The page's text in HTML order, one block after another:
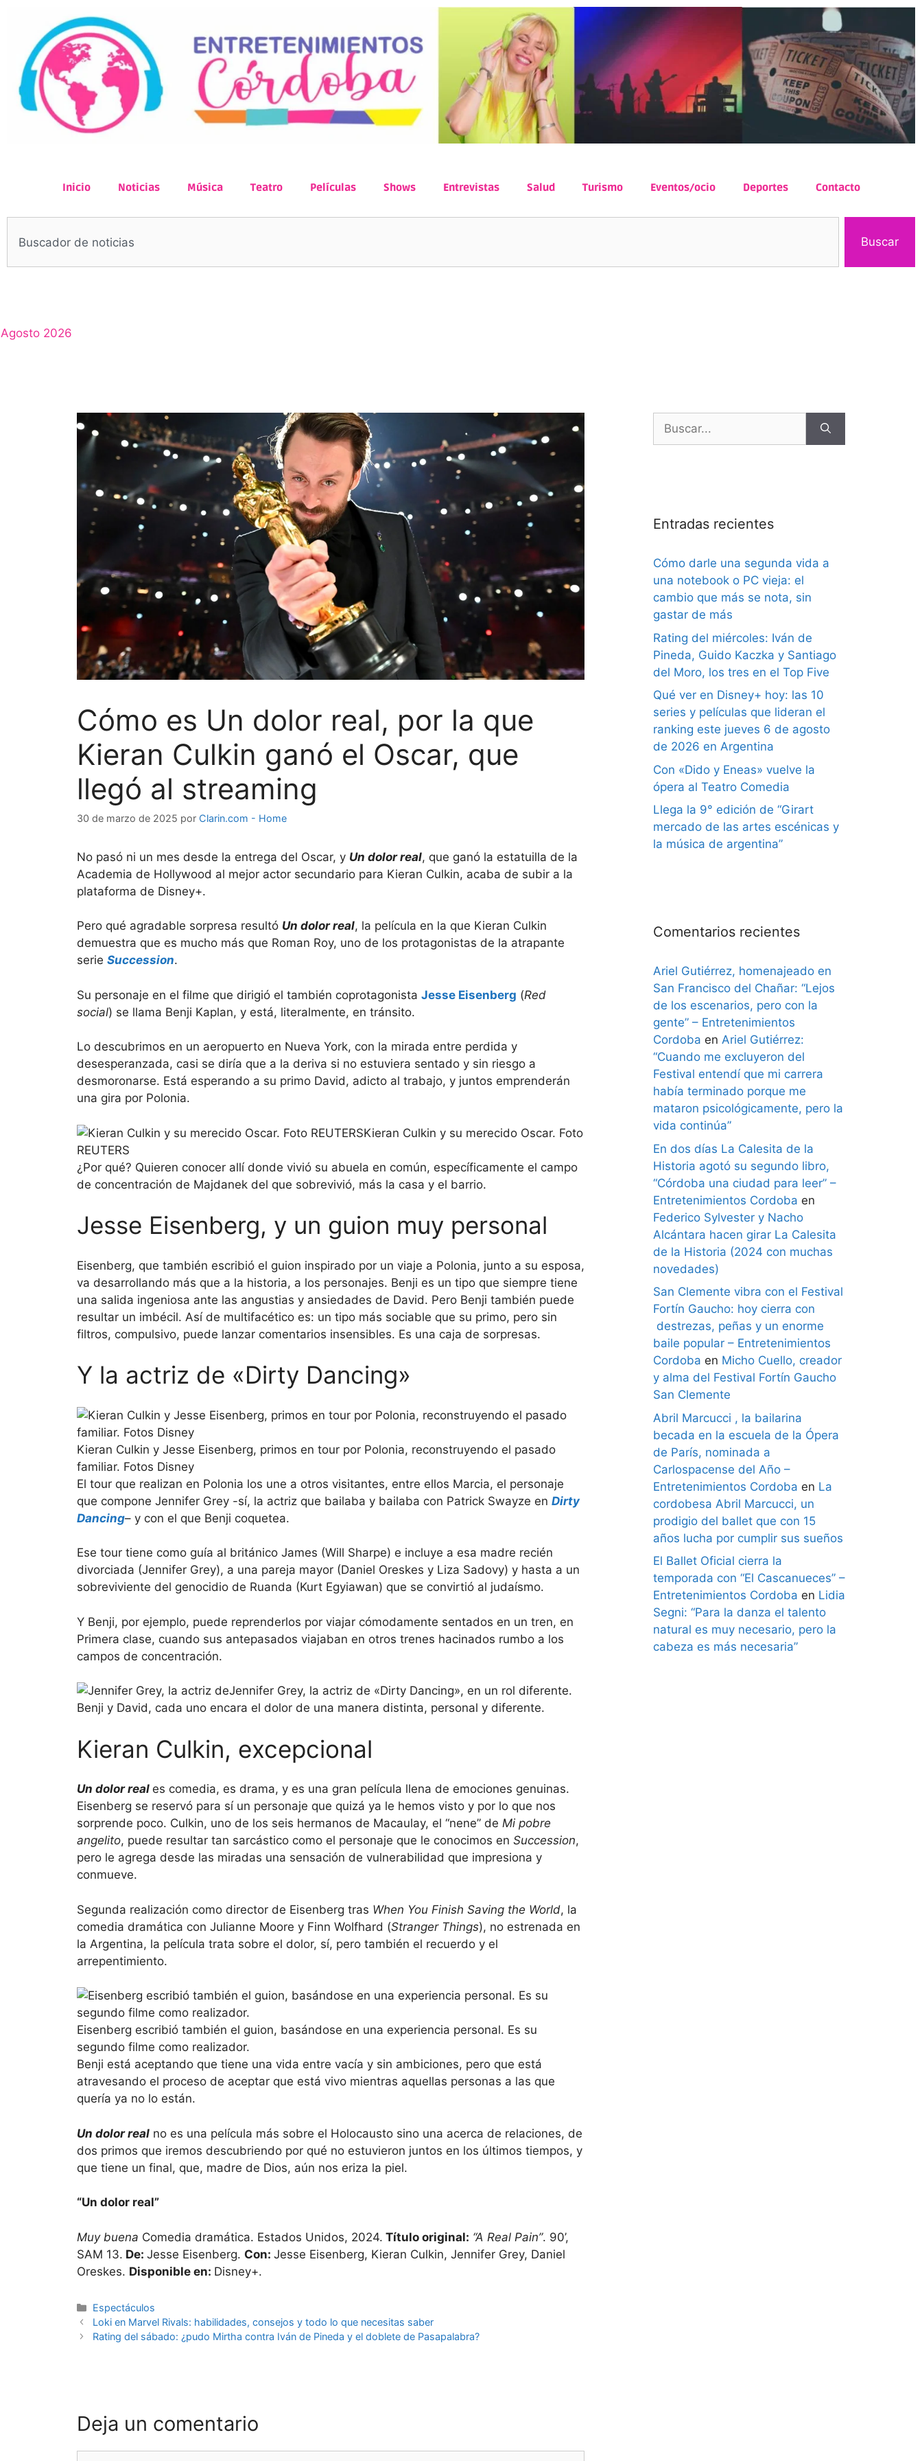
Inicio Noticias Música Teatro Películas Shows Entrevistas Salud Turismo Eventos/ocio Deportes Contacto
Buscar
Agosto 2026
Cómo es Un dolor real, por la que
Kieran Culkin ganó el Oscar, que
llegó al streaming
30 de marzo de 2025 por Clarin.com - Home
No pasó ni un mes desde la entrega del Oscar, y Un dolor real, que ganó la estatuilla de la
Academia de Hollywood al mejor actor secundario para Kieran Culkin, acaba de subir a la
plataforma de Disney+.
Pero qué agradable sorpresa resultó Un dolor real, la película en la que Kieran Culkin
demuestra que es mucho más que Roman Roy, uno de los protagonistas de la atrapante
serie Succession.
Su personaje en el filme que dirigió el también coprotagonista Jesse Eisenberg (Red
social) se llama Benji Kaplan, y está, literalmente, en tránsito.
Lo descubrimos en un aeropuerto en Nueva York, con la mirada entre perdida y
desesperanzada, casi se diría que a la deriva si no estuviera sentado y sin riesgo a
desmoronarse. Está esperando a su primo David, adicto al trabajo, y juntos emprenderán
una gira por Polonia.
Kieran Culkin y su merecido Oscar. Foto
REUTERS
¿Por qué? Quieren conocer allí donde vivió su abuela en común, específicamente el campo
de concentración de Majdanek del que sobrevivió, más la casa y el barrio.
Jesse Eisenberg, y un guion muy personal
Eisenberg, que también escribió el guion inspirado por un viaje a Polonia, junto a su esposa,
va desarrollando más que a la historia, a los personajes. Benji es un tipo que siempre tiene
una salida ingeniosa ante las angustias y ansiedades de David. Pero Benji también puede
resultar un imbécil. Así de multifacético es: un tipo más sociable que su primo, pero sin
filtros, compulsivo, puede lanzar comentarios insensibles. Es una caja de sorpresas.
Y la actriz de «Dirty Dancing»
Kieran Culkin y Jesse Eisenberg, primos en tour por Polonia, reconstruyendo el pasado
familiar. Fotos Disney
El tour que realizan en Polonia los une a otros visitantes, entre ellos Marcia, el personaje
que compone Jennifer Grey -sí, la actriz que bailaba y bailaba con Patrick Swayze en Dirty
Dancing– y con el que Benji coquetea.
Ese tour tiene como guía al británico James (Will Sharpe) e incluye a esa madre recién
divorciada (Jennifer Grey), a una pareja mayor (Daniel Oreskes y Liza Sadovy) y hasta a un
sobreviviente del genocidio de Ruanda (Kurt Egyiawan) que se convirtió al judaísmo.
Y Benji, por ejemplo, puede reprenderlos por viajar cómodamente sentados en un tren, en
Primera clase, cuando sus antepasados viajaban en otros trenes hacinados rumbo a los
campos de concentración.
Jennifer Grey, la actriz de «Dirty Dancing», en un rol diferente.
Benji y David, cada uno encara el dolor de una manera distinta, personal y diferente.
Kieran Culkin, excepcional
Un dolor real es comedia, es drama, y es una gran película llena de emociones genuinas.
Eisenberg se reservó para sí un personaje que quizá ya le hemos visto y por lo que nos
sorprende poco. Culkin, uno de los seis hermanos de Macaulay, el “nene” de Mi pobre
angelito, puede resultar tan sarcástico como el personaje que le conocimos en Succession,
pero le agrega desde las miradas una sensación de vulnerabilidad que impresiona y
conmueve.
Segunda realización como director de Eisenberg tras When You Finish Saving the World, la
comedia dramática con Julianne Moore y Finn Wolfhard (Stranger Things), no estrenada en
la Argentina, la película trata sobre el dolor, sí, pero también el recuerdo y el
arrepentimiento.
Eisenberg escribió también el guion, basándose en una experiencia personal. Es su
segundo filme como realizador.
Benji está aceptando que tiene una vida entre vacía y sin ambiciones, pero que está
atravesando el proceso de aceptar que está vivo mientras aquellas personas a las que
quería ya no lo están.
Un dolor real no es una película más sobre el Holocausto sino una acerca de relaciones, de
dos primos que iremos descubriendo por qué no estuvieron juntos en los últimos tiempos, y
que tiene un final, que, madre de Dios, aún nos eriza la piel.
“Un dolor real”
Muy buena Comedia dramática. Estados Unidos, 2024. Título original: “A Real Pain”. 90’,
SAM 13. De: Jesse Eisenberg. Con: Jesse Eisenberg, Kieran Culkin, Jennifer Grey, Daniel
Oreskes. Disponible en: Disney+.
Espectáculos
Loki en Marvel Rivals: habilidades, consejos y todo lo que necesitas saber
Rating del sábado: ¿pudo Mirtha contra Iván de Pineda y el doblete de Pasapalabra?
Deja un comentario
Entradas recientes
Cómo darle una segunda vida a
una notebook o PC vieja: el
cambio que más se nota, sin
gastar de más
Rating del miércoles: Iván de
Pineda, Guido Kaczka y Santiago
del Moro, los tres en el Top Five
Qué ver en Disney+ hoy: las 10
series y películas que lideran el
ranking este jueves 6 de agosto
de 2026 en Argentina
Con «Dido y Eneas» vuelve la
ópera al Teatro Comedia
Llega la 9° edición de “Girart
mercado de las artes escénicas y
la música de argentina”
Comentarios recientes
Ariel Gutiérrez, homenajeado en
San Francisco del Chañar: “Lejos
de los escenarios, pero con la
gente” – Entretenimientos
Cordoba en Ariel Gutiérrez:
“Cuando me excluyeron del
Festival entendí que mi carrera
había terminado porque me
mataron psicológicamente, pero la
vida continúa”
En dos días La Calesita de la
Historia agotó su segundo libro,
“Córdoba una ciudad para leer” –
Entretenimientos Cordoba en
Federico Sylvester y Nacho
Alcántara hacen girar La Calesita
de la Historia (2024 con muchas
novedades)
San Clemente vibra con el Festival
Fortín Gaucho: hoy cierra con
destrezas, peñas y un enorme
baile popular – Entretenimientos
Cordoba en Micho Cuello, creador
y alma del Festival Fortín Gaucho
San Clemente
Abril Marcucci , la bailarina
becada en la escuela de la Ópera
de París, nominada a
Carlospacense del Año –
Entretenimientos Cordoba en La
cordobesa Abril Marcucci, un
prodigio del ballet que con 15
años lucha por cumplir sus sueños
El Ballet Oficial cierra la
temporada con “El Cascanueces” –
Entretenimientos Cordoba en Lidia
Segni: “Para la danza el talento
natural es muy necesario, pero la
cabeza es más necesaria”